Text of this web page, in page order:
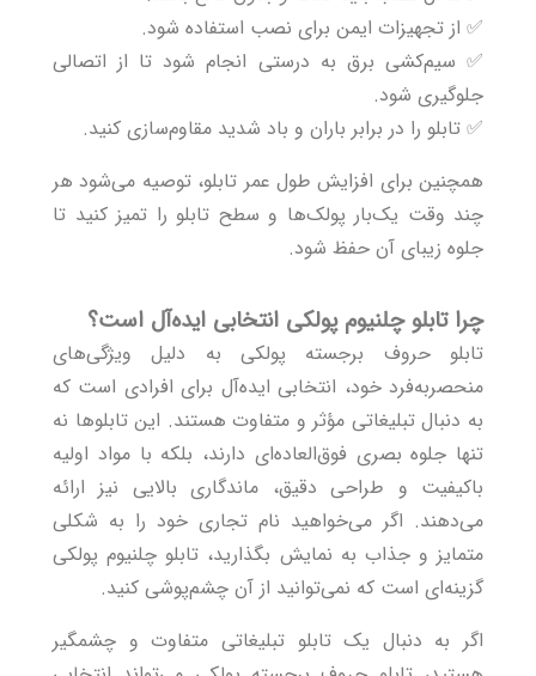
✅ از تجهیزات ایمن برای نصب استفاده شود.
✅ سیم‌کشی برق به درستی انجام شود تا از اتصالی
جلوگیری شود.
✅ تابلو را در برابر باران و باد شدید مقاوم‌سازی کنید.
همچنین برای افزایش طول عمر تابلو، توصیه می‌شود هر
چند وقت یک‌بار پولک‌ها و سطح تابلو را تمیز کنید تا
جلوه زیبای آن حفظ شود.
چرا تابلو چلنیوم پولکی انتخابی ایده‌آل است؟
تابلو حروف برجسته پولکی به دلیل ویژگی‌های
منحصربه‌فرد خود، انتخابی ایده‌آل برای افرادی است که
به دنبال تبلیغاتی مؤثر و متفاوت هستند. این تابلوها نه
تنها جلوه بصری فوق‌العاده‌ای دارند، بلکه با مواد اولیه
باکیفیت و طراحی دقیق، ماندگاری بالایی نیز ارائه
می‌دهند. اگر می‌خواهید نام تجاری خود را به شکلی
متمایز و جذاب به نمایش بگذارید، تابلو چلنیوم پولکی
گزینه‌ای است که نمی‌توانید از آن چشم‌پوشی کنید.
اگر به دنبال یکتابلو تبلیغاتی متفاوت و چشمگیر